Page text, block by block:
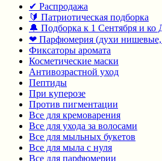
✔ Распродажа
🔰 Патриотическая подборка
🔔 Подборка к 1 Сентября и
❤ Парфюмерия (духи
Фиксаторы аромата
Косметические маски
Антивозрастной уход
Пептиды
При куперозе
Против пигментации
Все для кремоварения
Все для ухода за волосами
Все для мыльных букетов
Все для мыла с нуля
Все для парфюмерии